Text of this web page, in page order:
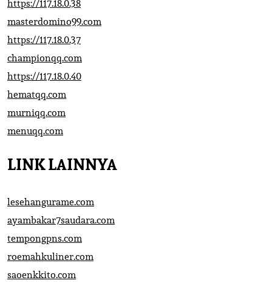
https://117.18.0.38
masterdomino99.com
https://117.18.0.37
championqq.com
https://117.18.0.40
hematqq.com
murniqq.com
menuqq.com
LINK LAINNYA
lesehangurame.com
ayambakar7saudara.com
tempongpns.com
roemahkuliner.com
saoenkkito.com